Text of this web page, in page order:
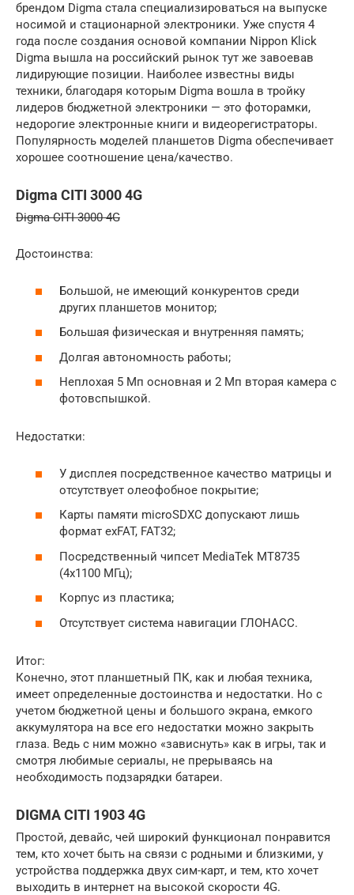
брендом Digma стала специализироваться на выпуске
носимой и стационарной электроники. Уже спустя 4
года после создания основой компании Nippon Klick
Digma вышла на российский рынок тут же завоевав
лидирующие позиции. Наиболее известны виды
техники, благодаря которым Digma вошла в тройку
лидеров бюджетной электроники — это фоторамки,
недорогие электронные книги и видеорегистраторы.
Популярность моделей планшетов Digma обеспечивает
хорошее соотношение цена/качество.
Digma CITI 3000 4G
Digma CITI 3000 4G
Достоинства:
Большой, не имеющий конкурентов среди
других планшетов монитор;
Большая физическая и внутренняя память;
Долгая автономность работы;
Неплохая 5 Мп основная и 2 Мп вторая камера с
фотовспышкой.
Недостатки:
У дисплея посредственное качество матрицы и
отсутствует олеофобное покрытие;
Карты памяти microSDXC допускают лишь
формат exFAT, FAT32;
Посредственный чипсет MediaTek MT8735
(4х1100 МГц);
Корпус из пластика;
Отсутствует система навигации ГЛОНАСС.
Итог:
Конечно, этот планшетный ПК, как и любая техника,
имеет определенные достоинства и недостатки. Но с
учетом бюджетной цены и большого экрана, емкого
аккумулятора на все его недостатки можно закрыть
глаза. Ведь с ним можно «зависнуть» как в игры, так и
смотря любимые сериалы, не прерываясь на
необходимость подзарядки батареи.
DIGMA CITI 1903 4G
Простой, девайс, чей широкий функционал понравится
тем, кто хочет быть на связи с родными и близкими, у
устройства поддержка двух сим-карт, и тем, кто хочет
выходить в интернет на высокой скорости 4G.